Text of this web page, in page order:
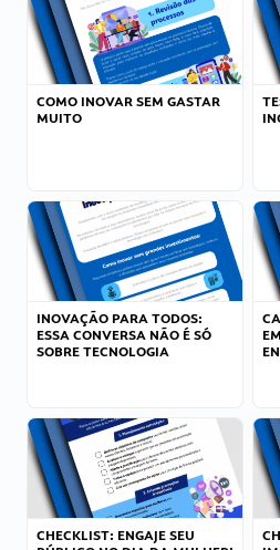
COMO INOVAR SEM GASTAR
MUITO
INOVAÇÃO PARA TODOS:
ESSA CONVERSA NÃO É SÓ
SOBRE TECNOLOGIA
CHECKLIST: ENGAJE SEU